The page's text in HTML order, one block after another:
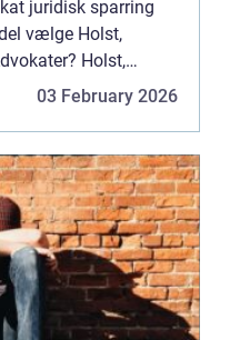
juridisk sparring
vælge Holst,
Holst,
firma med
03 February 2026